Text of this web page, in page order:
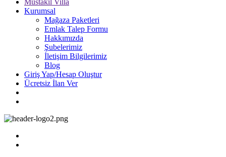
Müstakil Villa
Kurumsal
Mağaza Paketleri
Emlak Talep Formu
Hakkımızda
Şubelerimiz
İletişim Bilgilerimiz
Blog
Giriş Yap/Hesap Oluştur
Ücretsiz İlan Ver